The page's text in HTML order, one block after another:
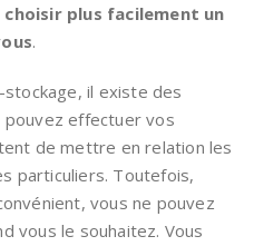
choisir plus facilement un
.
stockage, il existe des
effectuer vos
de mettre en relation les
particuliers. Toutefois,
vous ne pouvez
vous le souhaitez. Vous